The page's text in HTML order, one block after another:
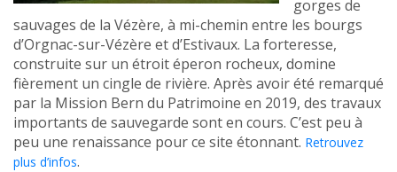
gorges de
sauvages de la Vézère, à mi-chemin entre les bourgs
d’Orgnac-sur-Vézère et d’Estivaux. La forteresse,
construite sur un étroit éperon rocheux, domine
fièrement un cingle de rivière. Après avoir été remarqué
par la Mission Bern du Patrimoine en 2019, des travaux
importants de sauvegarde sont en cours. C’est peu à
peu une renaissance pour ce site étonnant. Retrouvez
plus d’infos.